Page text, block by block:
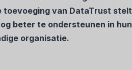
toevoeging van DataTrust stelt
beter te ondersteunen in hun
organisatie.